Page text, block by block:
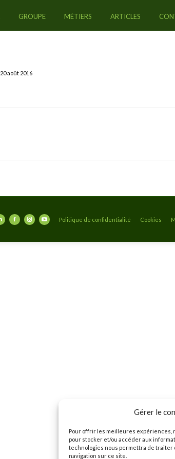
Gérer le
Pour offrir les meilleures expériences,
pour stocker et/ou accéder aux
technologies nous permettra de traiter
navigation sur ce site.
GROUPE MÉTIERS ARTICLES
20 août 2016
Politique de confidentialité Cookies